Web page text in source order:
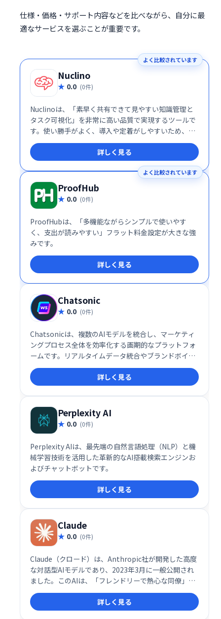
仕様・価格・サポート内容などを比べながら、自分に最
適なサービスを選ぶことが重要です。
よく比較されています
Nuclino
0.0 (0件)
Nuclinoは、「素早く共有できて見やすい知識管理と
タスク可視化」を非常に高い品質で実現するツールで
す。使い勝手がよく、導入や定着がしやすいため、コ
ミュニケーションコストや情報散逸に悩む企業にとっ
て、魅力的なソリューションです。ENT向け機能とAI
支援を備えた有償プランも整っており、成長に応じた
スケーラブルな運用が可能です
詳しく見る
よく比較されています
ProofHub
0.0 (0件)
ProofHubは、「多機能ながらシンプルで使いやす
く、支出が読みやすい」フラット料金設定が大きな強
みです。
詳しく見る
Chatsonic
0.0 (0件)
Chatsonicは、複数のAIモデルを統合し、マーケティ
ングプロセス全体を効率化する画期的なプラットフォ
ームです。リアルタイムデータ統合やブランドボイス
機能、自動化されたワークフローにより、マーケティ
ング成果を最大化します。詳しく見る
Perplexity AI
0.0 (0件)
Perplexity AIは、最先端の自然言語処理（NLP）と機
械学習技術を活用した革新的なAI搭載検索エンジンお
よびチャットボットです。
詳しく見る
Claude
0.0 (0件)
Claude（クロード）は、Anthropic社が開発した高度
な対話型AIモデルであり、2023年3月に一般公開され
ました。このAIは、「フレンドリーで熱心な同僚」の
ように振る舞うことを目指して設計されており、ユー
ザーとの自然な対話を通じて多様なタスクをサポート
します。
詳しく見る